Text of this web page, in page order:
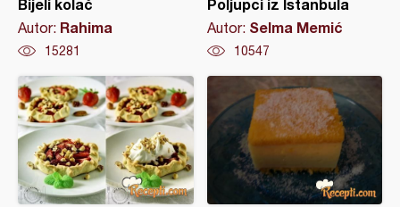
Bijeli kolač
Autor: Rahima
15281
Poljupci iz Istanbula
Autor: Selma Memić
10547